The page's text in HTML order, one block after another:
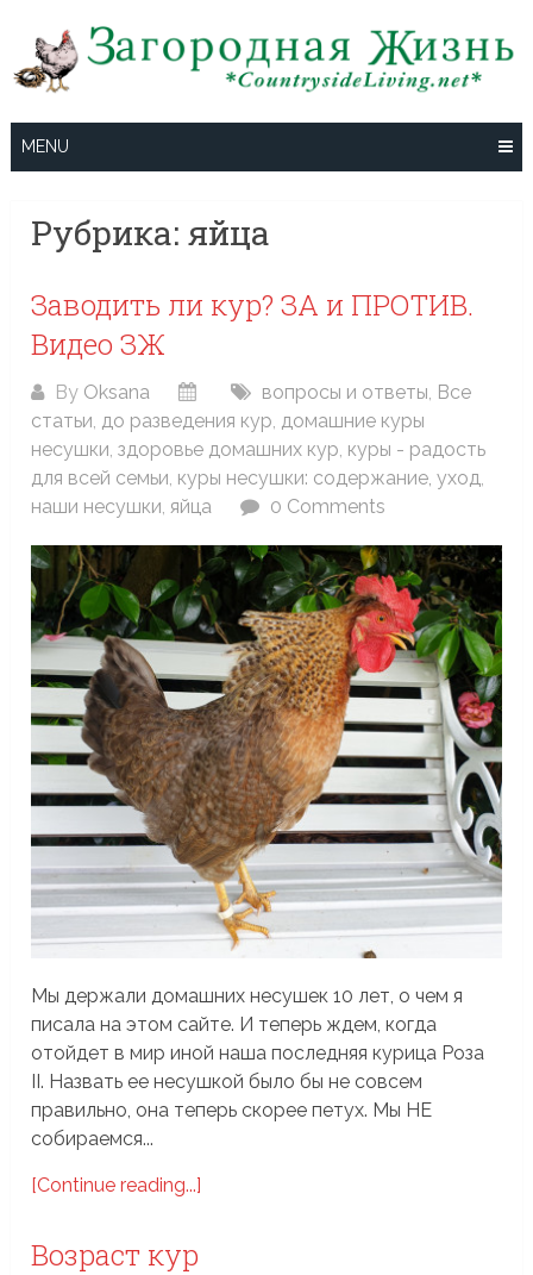
content
MENU
Рубрика:яйца
Заводить ли кур? ЗА и ПРОТИВ.
Видео ЗЖ
By Oksana вопросы и ответы, Все
статьи, до разведения кур, домашние куры
несушки,здоровье домашних кур, куры - радость
для всей семьи, куры несушки: содержание, уход,
наши несушки,яйца 0 Comments
Мы держали домашних несушек 10 лет, о чем я
писала на этом сайте. И теперь ждем, когда
отойдет в мир иной наша последняя курица Роза
II. Назвать ее несушкой было бы не совсем
правильно, она теперь скорее петух. Мы НЕ
собираемся...
[Continue reading...]
Возраст кур